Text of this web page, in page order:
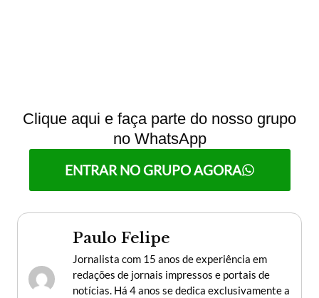
Clique aqui e faça parte do nosso grupo
no WhatsApp
ENTRAR NO GRUPO AGORA
Paulo Felipe
Jornalista com 15 anos de experiência em
redações de jornais impressos e portais de
notícias. Há 4 anos se dedica exclusivamente a